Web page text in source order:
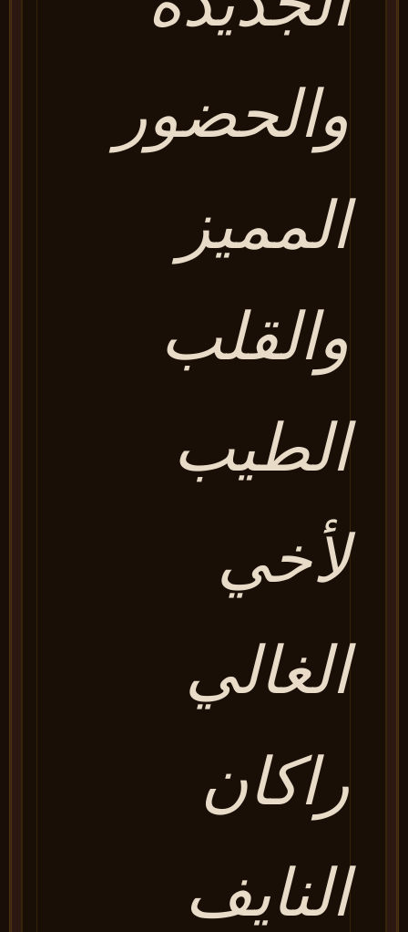
والحضور
المميز
والقلب
الطيب
لأخي
الغالي
راكان
النايف